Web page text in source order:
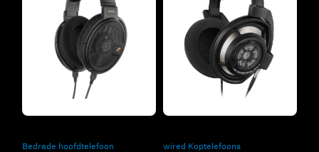
Bedrade hoofdtelefoon wired Koptelefoons